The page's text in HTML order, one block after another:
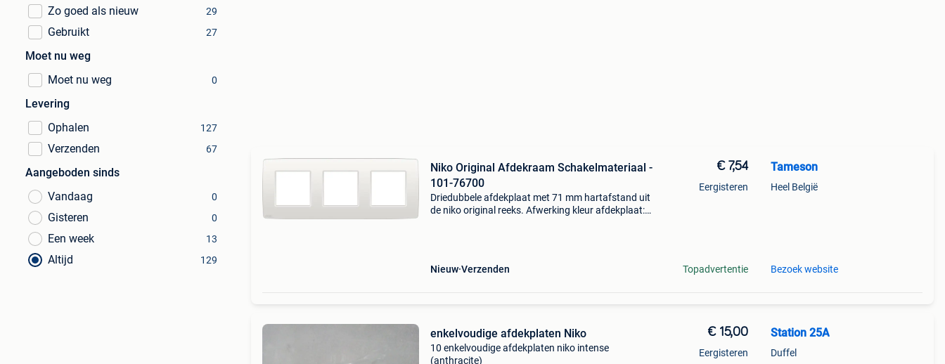
Zo goed als nieuw 29
Gebruikt 27
Moet nu weg
Moet nu weg
0
Levering
Ophalen
127
Verzenden 67
Aangeboden sinds
Vandaag
0
Gisteren 0
Een week 13
Altijd 129
Niko Original Afdekraam Schakelmateriaal -
101-76700
Driedubbele afdekplaat met 71 mm hartafstand uit
de niko original reeks. Afwerking kleur afdekplaat:
Nieuw Verzenden
€ 7,54
Eergisteren
Topadvertentie
Tameson
Heel België
Bezoek website
enkelvoudige afdekplaten Niko
10 enkelvoudige afdekplaten niko intense
(anthracite)
€ 15,00
Eergisteren
Station 25A
Duffel